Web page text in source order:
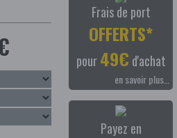
Frais de port
OFFERTS*
pour49€ d'achat
en savoir plus…
Payez en